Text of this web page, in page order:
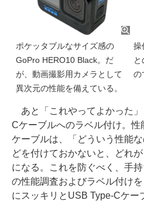
ポケッタブルなサイズ感の
GoPro HERO10 Black。だ
が、動画撮影用カメラとして
異次元の性能を備えている。
操
の
あと「これやってよかった
Cケーブルへのラベル付け。
ケーブルは、「どういう性能
どを付けておかないと、どれ
になる。これを防ぐべく、手
の性能調査およびラベル付け
にスッキリとUSB Type-Cケー